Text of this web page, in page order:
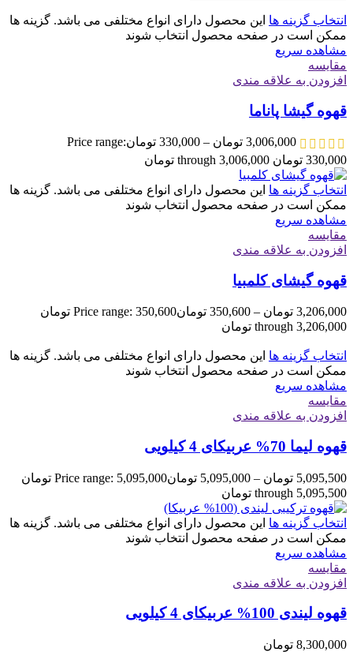
انتخاب گزینه ها این محصول دارای انواع مختلفی می باشد. گزینه ها
ممکن است در صفحه محصول انتخاب شوند
مشاهده سریع
مقایسه
افزودن به علاقه مندی
قهوه گیشا پاناما
3,006,000 تومان –
330,000 تومانPrice range:
330,000 تومان through 3,006,000 تومان
انتخاب گزینه ها این محصول دارای انواع مختلفی می باشد. گزینه ها
ممکن است در صفحه محصول انتخاب شوند
مشاهده سریع
مقایسه
افزودن به علاقه مندی
قهوه گیشای کلمبیا
3,206,000 تومان –
350,600 تومان
Price range: 350,600 تومان
through 3,206,000 تومان
انتخاب گزینه ها این محصول دارای انواع مختلفی می باشد. گزینه ها
ممکن است در صفحه محصول انتخاب شوند
مشاهده سریع
مقایسه
افزودن به علاقه مندی
قهوه لیما 70% عربیکای 4 کیلویی
5,095,500 تومان –
5,095,000 تومان
Price range: 5,095,000 تومان
through 5,095,500 تومان
انتخاب گزینه ها این محصول دارای انواع مختلفی می باشد. گزینه ها
ممکن است در صفحه محصول انتخاب شوند
مشاهده سریع
مقایسه
افزودن به علاقه مندی
قهوه لیندی 100% عربیکای 4 کیلویی
8,300,000 تومان